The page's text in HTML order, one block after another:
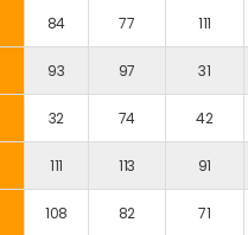
84 77 111
93 97 31
32 74 42
111 113 91
108 82 71